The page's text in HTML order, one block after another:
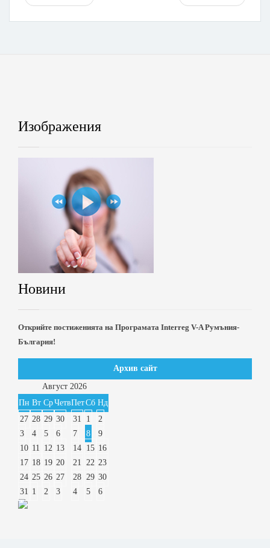
Изображения
Новини
Открийте постиженията на Програмата Interreg V-A Румъния-
България!
Архив сайт
Август 2026
Пн Вт СрЧетвПетСб Нд
27 28 29 30 31 1
2
3
4 5 6 7 8
9
10 11 12 13 14 15 16
17 18 19 20 21 22 23
24 25 26 27 28 29 30
31 1 2 3 4 5 6